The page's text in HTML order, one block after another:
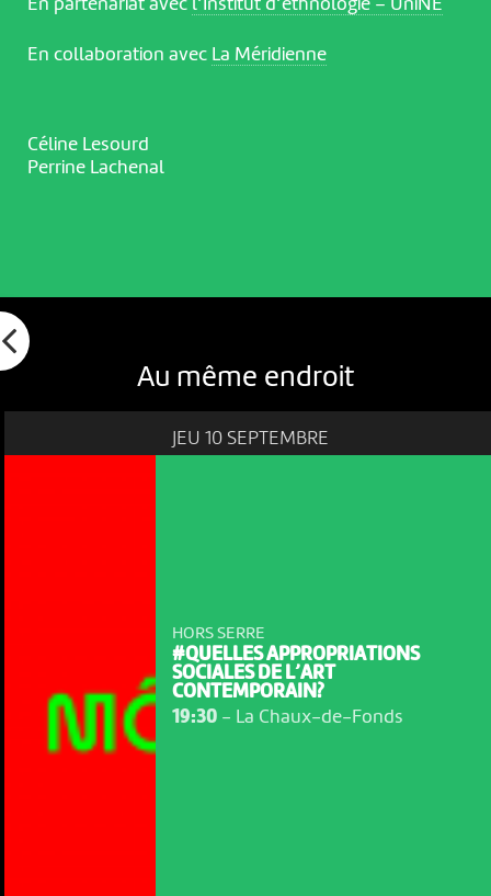
En partenariat avec l’Institut d’ethnologie – UniNE
En collaboration avec La Méridienne
Céline Lesourd
Perrine Lachenal
Au même endroit
JEU 10 SEPTEMBRE
HORS SERRE
#QUELLES APPROPRIATIONS
SOCIALES DE L’ART
CONTEMPORAIN?
19:30- La Chaux-de-Fonds